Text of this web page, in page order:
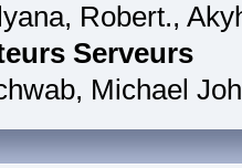
Robert.,
Serveurs
Michael